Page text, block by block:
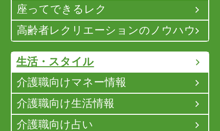
座ってできるレク
高齢者レクリエーションのノウハウ
生活・スタイル
介護職向けマネー情報
介護職向け生活情報
介護職向け占い